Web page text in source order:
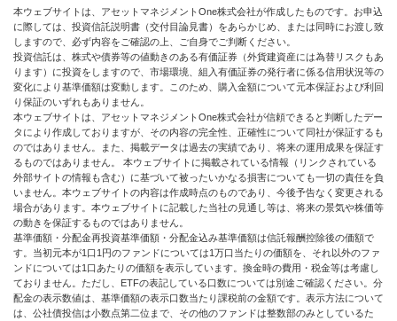
本ウェブサイトは、アセットマネジメントOne株式会社が作成したものです。お申込
に際しては、投資信託説明書（交付目論見書）をあらかじめ、または同時にお渡し致
しますので、必ず内容をご確認の上、ご自身でご判断ください。
投資信託は、株式や債券等の値動きのある有価証券（外貨建資産には為替リスクもあ
ります）に投資をしますので、市場環境、組入有価証券の発行者に係る信用状況等の
変化により基準価額は変動します。このため、購入金額について元本保証および利回
り保証のいずれもありません。
本ウェブサイトは、アセットマネジメントOne株式会社が信頼できると判断したデー
タにより作成しておりますが、その内容の完全性、正確性について同社が保証するも
のではありません。また、掲載データは過去の実績であり、将来の運用成果を保証す
るものではありません。 本ウェブサイトに掲載されている情報（リンクされている
外部サイトの情報も含む）に基づいて被ったいかなる損害についても一切の責任を負
いません。本ウェブサイトの内容は作成時点のものであり、今後予告なく変更される
場合があります。本ウェブサイトに記載した当社の見通し等は、将来の景気や株価等
の動きを保証するものではありません。
基準価額・分配金再投資基準価額・分配金込み基準価額は信託報酬控除後の価額で
す。当初元本が1口1円のファンドについては1万口当たりの価額を、それ以外のファ
ンドについては1口あたりの価額を表示しています。換金時の費用・税金等は考慮し
ておりません。ただし、ETFの表記している口数については別途ご確認ください。分
配金の表示数値は、基準価額の表示口数当たり課税前の金額です。表示方法について
は、公社債投信は小数点第二位まで、その他のファンドは整数部のみとしているた